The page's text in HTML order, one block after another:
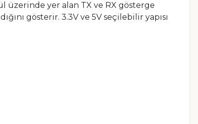
üzerinde yer alan TX ve RX gösterge
gösterir. 3.3V ve 5V seçilebilir yapısı